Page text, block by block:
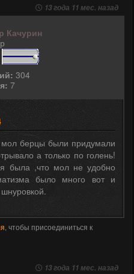
13 года 11 мес. назад
Качурин
304
7
берцы были придумали
а только по голень!
была ,что мол не удобно
было много вот и
, чтобы присоединиться к
13 года 11 мес. назад